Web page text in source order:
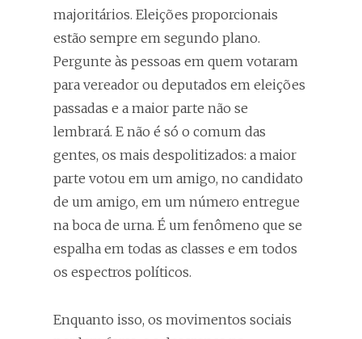
majoritários. Eleições proporcionais
estão sempre em segundo plano.
Pergunte às pessoas em quem votaram
para vereador ou deputados em eleições
passadas e a maior parte não se
lembrará. E não é só o comum das
gentes, os mais despolitizados: a maior
parte votou em um amigo, no candidato
de um amigo, em um número entregue
na boca de urna. É um fenômeno que se
espalha em todas as classes e em todos
os espectros políticos.
Enquanto isso, os movimentos sociais